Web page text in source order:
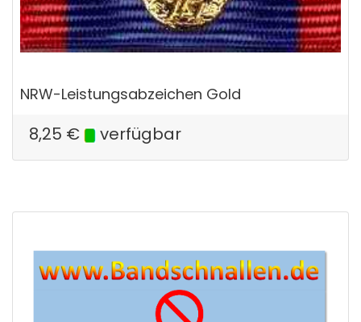
NRW-Leistungsabzeichen Gold
8,25 € verfügbar